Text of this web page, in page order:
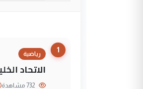
1
رياضية
الاتحاد